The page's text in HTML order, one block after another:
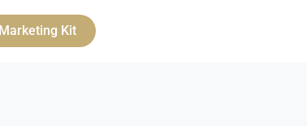
Marketing Kit